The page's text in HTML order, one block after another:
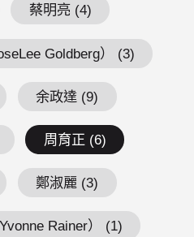
蔡明亮 (4)
Goldberg） (3)
余政達 (9)
周育正 (6)
鄭淑麗 (3)
Rainer） (1)